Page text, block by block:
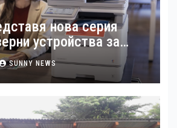
нова серия
устройства за
SUNNY NEWS